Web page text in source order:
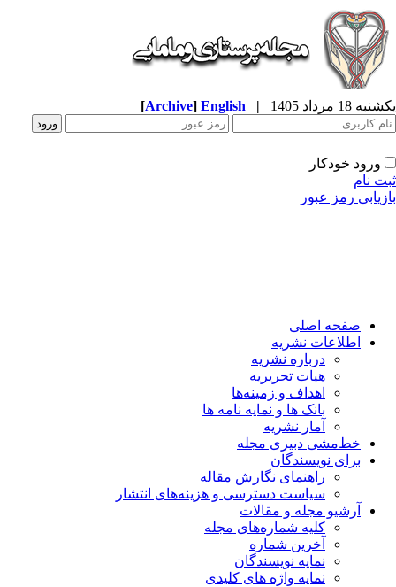
18 مرداد 1405 |
English
[Archive]
ورود خودکار
نام
رمز عبور
صفحه اصلی
اطلاعات نشریه
درباره نشریه
هیات تحریریه
اهداف و زمینه‌ها
بانک ها و نمایه نامه ها
آمار نشریه
خط‌مشی دبیری مجله
برای نویسندگان
راهنمای نگارش مقاله
سیاست دسترسی و هزینه‌های انتشار
آرشیو مجله و مقالات
کلیه شماره‌های مجله
آخرین شماره
نمایه نویسندگان
نمایه واژه های کلیدی